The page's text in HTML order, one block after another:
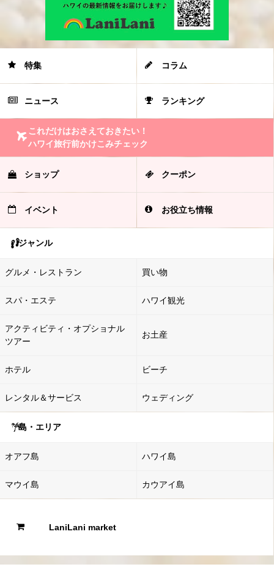
特集 コラム
ニュース ランキング
これだけはおさえておきたい！
ハワイ旅行前かけこみチェック
ショップ クーポン
イベント お役立ち情報
ジャンル
グルメ・レストラン 買い物
スパ・エステ ハワイ観光
アクティビティ・オプショナル
ツアー
お土産
ホテル ビーチ
レンタル＆サービス ウェディング
島・エリア
オアフ島 ハワイ島
マウイ島 カウアイ島
LaniLani market